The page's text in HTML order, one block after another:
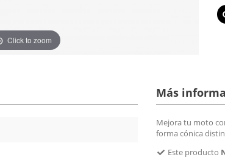
Click to zoom
Más
Mejora tu moto
forma cónica
Este producto